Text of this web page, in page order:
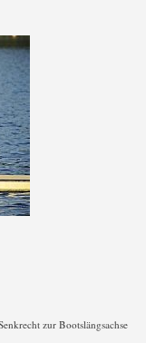
zur Bootslängsachse